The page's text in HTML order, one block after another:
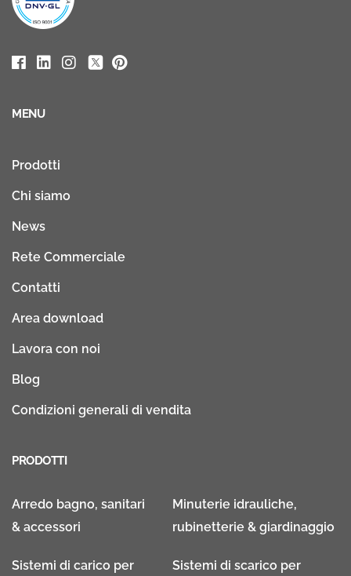
MENU
Prodotti
Chi siamo
News
Rete Commerciale
Contatti
Area download
Lavora con noi
Blog
Condizioni generali di vendita
PRODOTTI
Arredo bagno, sanitari
& accessori
Minuterie idrauliche,
rubinetterie & giardinaggio
Sistemi di carico per
Sistemi di scarico per